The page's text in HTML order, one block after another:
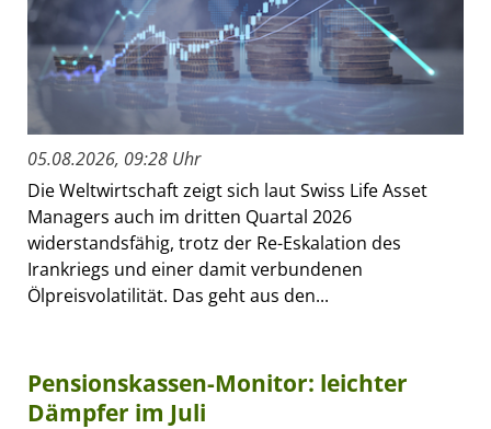
05.08.2026, 09:28 Uhr
Die Weltwirtschaft zeigt sich laut Swiss Life Asset
Managers auch im dritten Quartal 2026
widerstandsfähig, trotz der Re-Eskalation des
Irankriegs und einer damit verbundenen
Ölpreisvolatilität. Das geht aus den...
Pensionskassen-Monitor: leichter
Dämpfer im Juli